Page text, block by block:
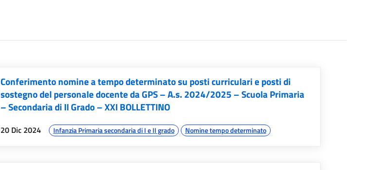
Conferimento nomine a tempo determinato su posti curriculari e posti di
sostegno del personale docente da GPS – A.s. 2024/2025 – Scuola Primaria
– Secondaria di II Grado – XXI BOLLETTINO
data:
20 Dic 2024 argomenti:
Infanzia Primaria secondaria di I e II grado Nomine tempo determinato